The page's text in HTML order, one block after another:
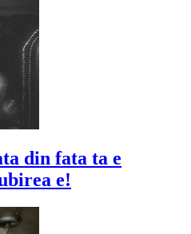
din fata ta e
e!